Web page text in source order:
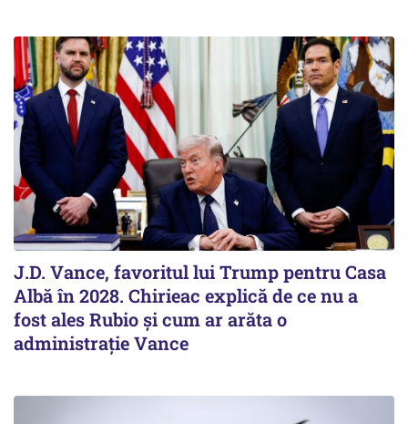
J.D. Vance, favoritul lui Trump pentru Casa
Albă în 2028. Chirieac explică de ce nu a
fost ales Rubio și cum ar arăta o
administrație Vance